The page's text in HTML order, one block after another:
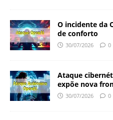
O incidente da
de conforto
30/07/2026 0
Ataque
expõe nova
30/07/2026 0